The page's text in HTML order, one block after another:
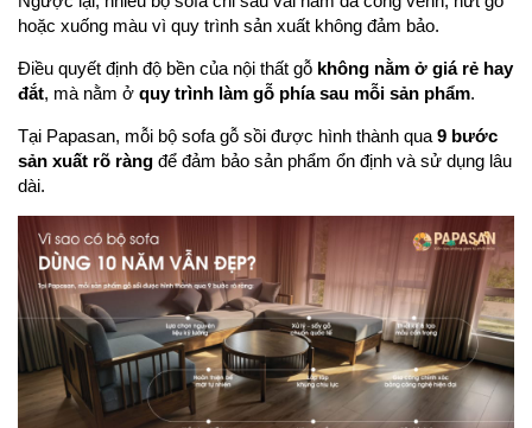
hoặc xuống màu vì quy trình sản xuất không đảm bảo.
Điều quyết định độ bền của nội thất gỗ không nằm ở giá rẻ hay
đắt, mà nằm ở quy trình làm gỗ phía sau mỗi sản phẩm.
Tại Papasan, mỗi bộ sofa gỗ sồi được hình thành qua 9 bước
sản xuất rõ ràng để đảm bảo sản phẩm ổn định và sử dụng lâu
dài.